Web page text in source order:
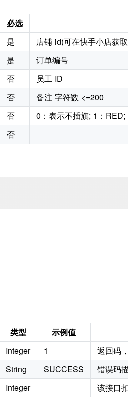
必选
是
店铺 id(可在快手小店获
是
订单编号
否
员工 ID
否
备注 字符数 <=200
否
0：表示不插旗; 1：
否
类型 示例值
Integer 1
返回码
String SUCCESS
错误码
Integer 该接口